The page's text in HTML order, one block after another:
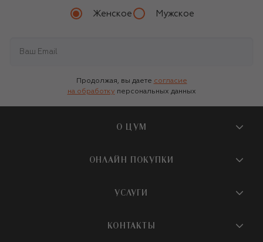
Женское Мужское
Продолжая, вы даете согласие
на обработку персональных данных
О ЦУМ
О магазине
Бутики и ПВЗ ЦУМ
ОНЛАЙН ПОКУПКИ
Доставка
УСЛУГИ
КОНТАКТЫ